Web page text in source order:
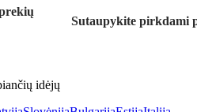
Sutaupykite pirkdami
idėjų